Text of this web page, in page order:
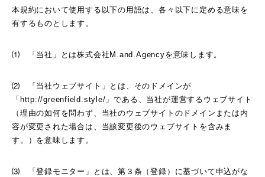
本規約において使用する以下の用語は、各々以下に定める意味を
有するものとします。
⑴ 「当社」とは株式会社M.and.Agencyを意味します。
⑵ 「当社ウェブサイト」とは、そのドメインが
「http://greenfield.style/」である、当社が運営するウェブサイト
（理由の如何を問わず、当社のウェブサイトのドメインまたは内
容が変更された場合は、当該変更後のウェブサイトを含みま
す。）を意味します。
⑶ 「登録モニター」とは、第３条（登録）に基づいて申込がな